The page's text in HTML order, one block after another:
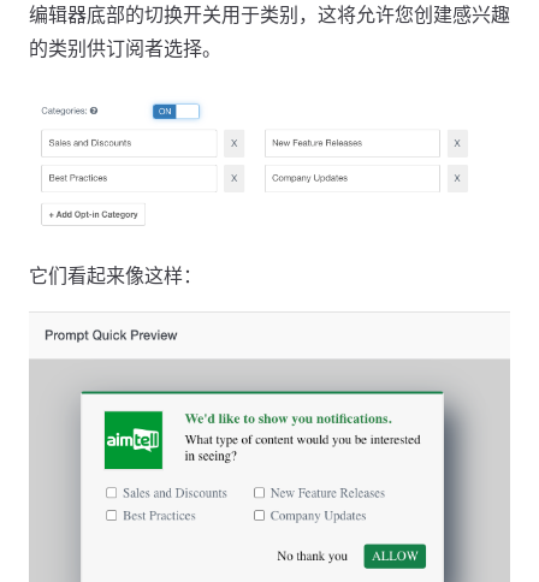
编辑器底部的切换开关用于类别，这将允许您创建感兴趣
的类别供订阅者选择。
它们看起来像这样：